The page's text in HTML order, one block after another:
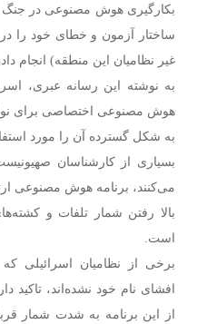
بکارگیری هوش مصنوعی در
ساختار آزمون و خطای خود را
غیر نظامیان این منطقه) انجام
به نوشته این رسانه عبری،
هوش مصنوعی اختصاصی برای
به شکل گسترده آن را مورد
بسیاری از کارشناسان
می‌کنند، برنامه هوش مصنوعی
بالا رفتن شمار تلفات و
است.
برخی از نظامیان اسرائیلی
افشای نام خود نشده‌اند، تاکید
از این برنامه به شدت شمار